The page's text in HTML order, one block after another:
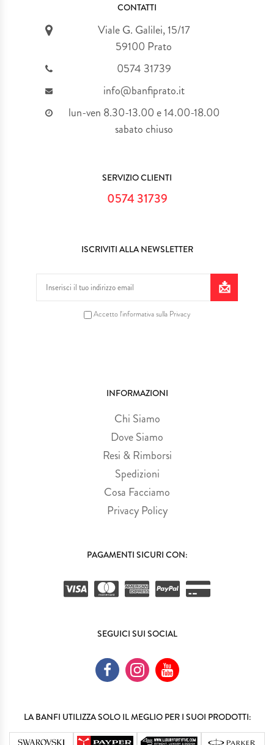
CONTATTI
Viale G. Galilei, 15/17
59100 Prato
0574 31739
info@banfiprato.it
lun-ven 8.30-13.00 e 14.00-18.00
sabato chiuso
SERVIZIO CLIENTI
0574 31739
ISCRIVITI ALLA NEWSLETTER
Accetto l'informativa sulla Privacy
INFORMAZIONI
Chi Siamo
Dove Siamo
Resi & Rimborsi
Spedizioni
Cosa Facciamo
Privacy Policy
PAGAMENTI SICURI CON:
SEGUICI SUI SOCIAL
LA BANFI UTILIZZA SOLO IL MEGLIO PER I SUOI PRODOTTI: